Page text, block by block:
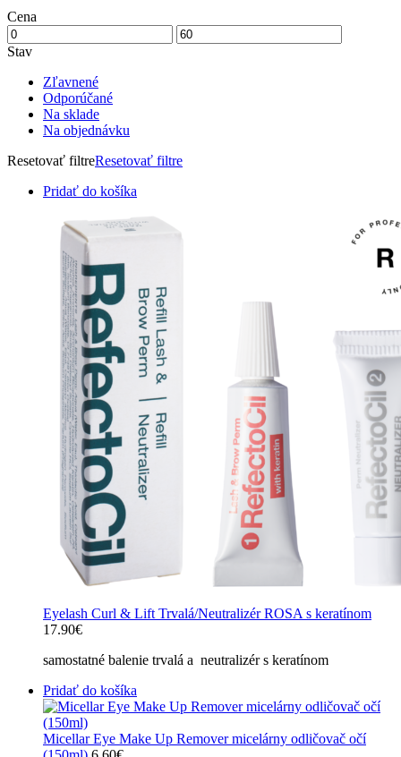
Cena
Stav
Zľavnené
Odporúčané
Na sklade
Na objednávku
Resetovať filtreResetovať filtre
Pridať do košíka
Eyelash Curl & Lift Trvalá/Neutralizér ROSA s keratínom
17.90€
samostatné balenie trvalá a neutralizér s keratínom
Pridať do košíka
Micellar Eye Make Up Remover micelárny odličovač očí